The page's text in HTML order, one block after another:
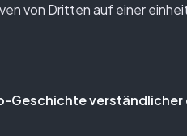
von Dritten auf einer
Geschichte verständlicher